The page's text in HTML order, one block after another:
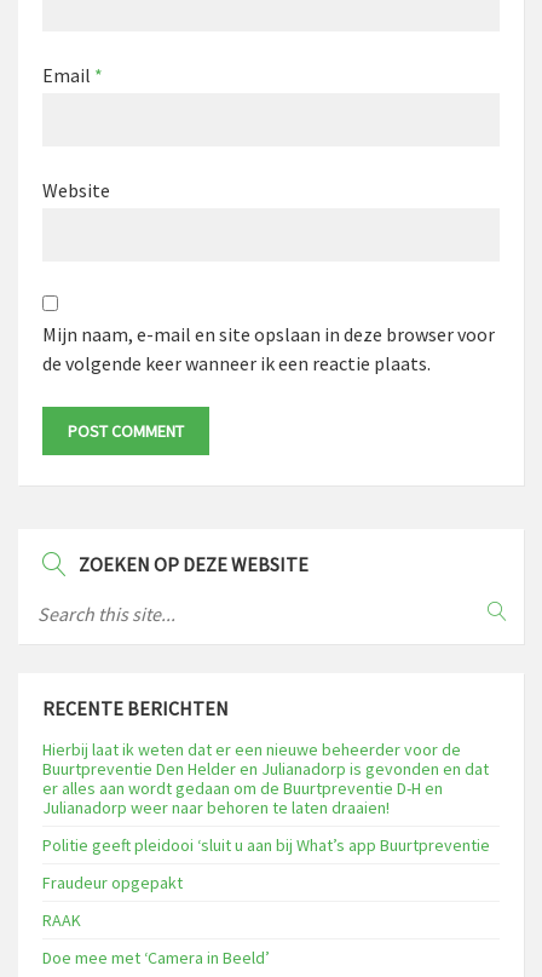
Email *
Website
Mijn naam, e-mail en site opslaan in deze browser voor
de volgende keer wanneer ik een reactie plaats.
ZOEKEN OP DEZE WEBSITE
RECENTE BERICHTEN
Hierbij laat ik weten dat er een nieuwe beheerder voor de
Buurtpreventie Den Helder en Julianadorp is gevonden en dat
er alles aan wordt gedaan om de Buurtpreventie D-H en
Julianadorp weer naar behoren te laten draaien!
Politie geeft pleidooi ‘sluit u aan bij What’s app Buurtpreventie
Fraudeur opgepakt
RAAK
Doe mee met ‘Camera in Beeld’